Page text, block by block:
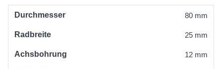
Durchmesser 80 mm
Radbreite 25 mm
Achsbohrung 12 mm